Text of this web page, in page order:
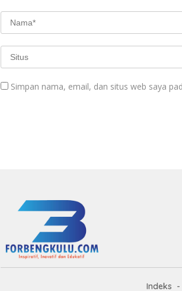
Simpan nama, email, dan situs web saya
Indeks